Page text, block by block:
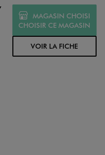
MAGASIN CHOISI
CHOISIR CE MAGASIN
VOIR LA FICHE